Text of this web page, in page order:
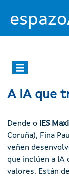
espazo
Main
A IA que
Dende o IES
Coruña), Fina
veñen
que inclúen a IA
valores. Están